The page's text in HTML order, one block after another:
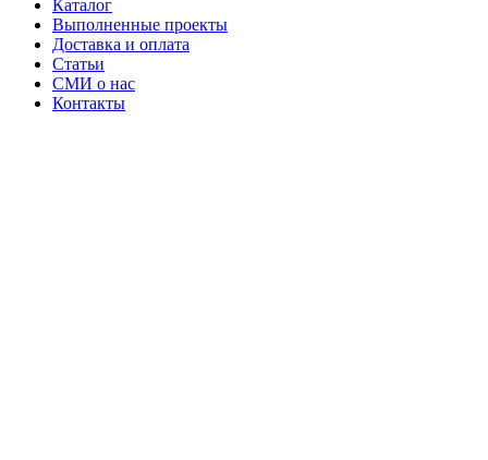
Каталог
Выполненные проекты
Доставка и оплата
Статьи
СМИ о нас
Контакты